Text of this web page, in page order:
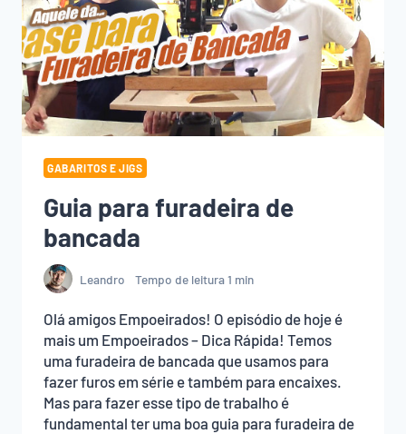
GABARITOS E JIGS
Guia para furadeira de
bancada
Leandro Tempo de leitura1 min
Olá amigos Empoeirados! O episódio de hoje é
mais um Empoeirados – Dica Rápida! Temos
uma furadeira de bancada que usamos para
fazer furos em série e também para encaixes.
Mas para fazer esse tipo de trabalho é
fundamental ter uma boa guia para furadeira de